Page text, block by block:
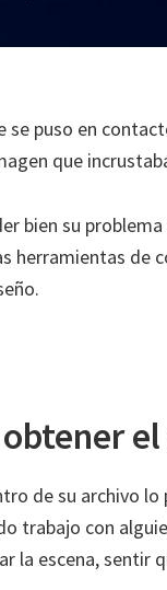
se puso en
que
bien su
herramientas de
de su archivo
trabajo con
la escena, sentir